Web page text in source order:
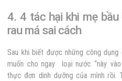
4. 4 tác hại khi mẹ
rau má sai cách
Sau khi biết được những công
muốn cho ngay loại nước “này
thực đơn dinh dưỡng của mình rồi.